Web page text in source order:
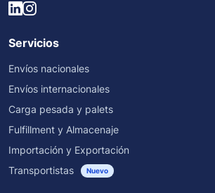
Servicios
Envíos nacionales
Envíos internacionales
Carga pesada y palets
Fulfillment y Almacenaje
Importación y Exportación
Transportistas
Nuevo